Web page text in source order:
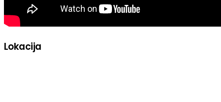
Lokacija